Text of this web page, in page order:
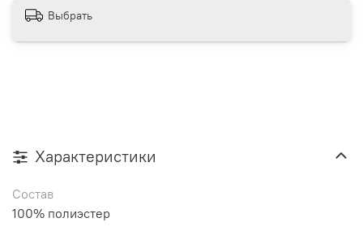
Выбрать
Характеристики
Состав
100% полиэстер